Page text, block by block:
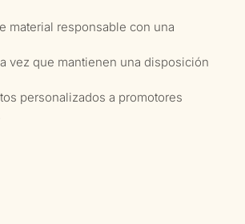
material responsable con una
vez que mantienen una disposición
personalizados a promotores